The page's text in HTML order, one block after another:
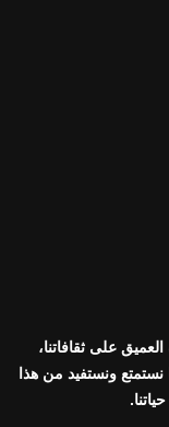
على ثقافاتنا،
ونستفيد من هذا